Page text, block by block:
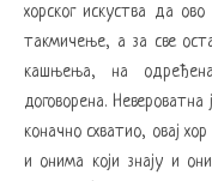
хорског искуства да
такмичење, а за све
кашњења, на
договорена.
коначно схватио, овај
и онима који знају и